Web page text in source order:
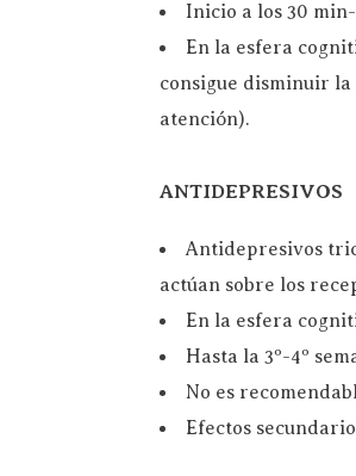
Inicio a los 30
En la esfera
consigue disminuir
atención).
ANTIDEPRESIVOS
Antidepresivos
actúan sobre los
En la esfera
Hasta la 3º-4º
No es
Efectos